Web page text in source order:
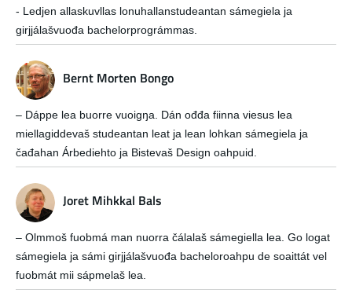
- Ledjen allaskuvllas lonuhallanstudeantan sámegiela ja
girjjálašvuođa bachelorprográmmas.
Bernt Morten Bongo
– Dáppe lea buorre vuoigŋa. Dán ođđa fiinna viesus lea
miellagiddevaš studeantan leat ja lean lohkan sámegiela ja
čađahan Árbediehto ja Bistevaš Design oahpuid.
Joret Mihkkal Bals
– Olmmoš fuobmá man nuorra čálalaš sámegiella lea. Go logat
sámegiela ja sámi girjjálašvuođa bacheloroahpu de soaittát vel
fuobmát mii sápmelaš lea.